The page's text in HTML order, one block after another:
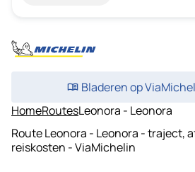
Bladeren op
HomeRoutesLeonora - Leonora
Route Leonora - Leonora - traject,
reiskosten - ViaMichelin